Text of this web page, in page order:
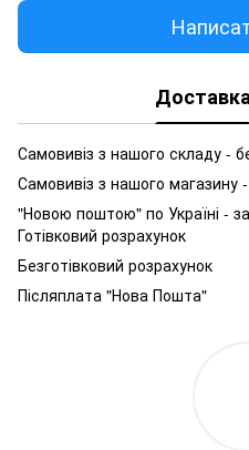
Самовивіз з нашого складу -
Самовивіз з нашого магазину
"Новою поштою" по Україні -
Готівковий розрахунок
Безготівковий розрахунок
Післяплата "Нова Пошта"